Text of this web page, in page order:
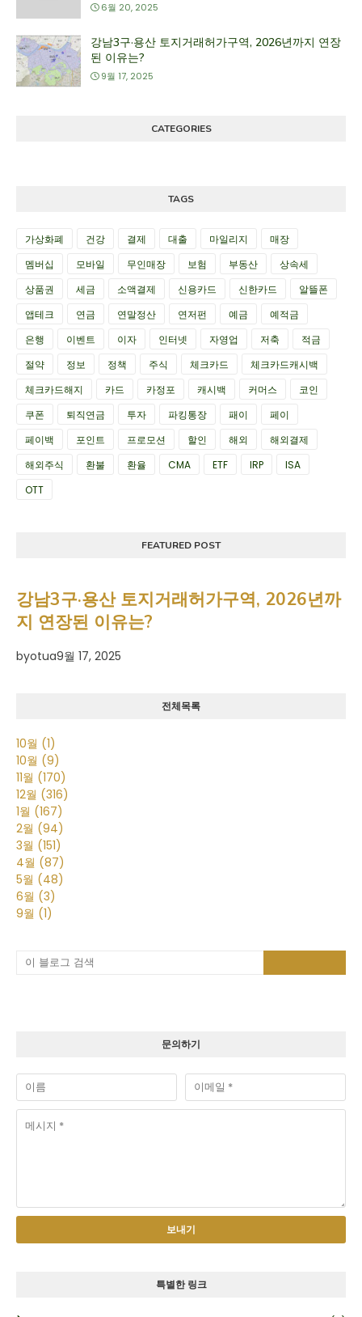
6월 20, 2025
강남3구·용산 토지거래허가구역, 2026년까지 연장
된 이유는?
9월 17, 2025
CATEGORIES
TAGS
가상화폐 건강 결제 대출 마일리지
매장
멤버십
모바일 무인매장 보험 부동산
상속세
상품권
세금 소액결제 신용카드 신한카드
알뜰폰
앱테크
연금 연말정산 연저펀 예금
예적금
은행
이벤트 이자 인터넷 자영업 저축
적금
절약
정보 정책 주식 체크카드
체크카드캐시백
체크카드해지
카드 카정포 캐시백 커머스
코인
쿠폰
퇴직연금 투자 파킹통장 패이
페이
페이백
포인트 프로모션 할인 해외
해외결제
해외주식
환불 환율 CMA ETF IRP
ISA
OTT
FEATURED POST
강남3구·용산 토지거래허가구역, 2026년까
지 연장된 이유는?
byotua9월 17, 2025
전체목록
10월 (1)
10월 (9)
11월 (170)
12월 (316)
1월 (167)
2월 (94)
3월 (151)
4월 (87)
5월 (48)
6월 (3)
9월 (1)
문의하기
특별한 링크